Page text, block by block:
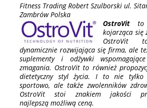
Fitness Trading Robert Szulborski ul.
Zambrów Polska
OstroVit to
kojarząca się
OstroVit
dynamicznie rozwijająca się firma, ale
suplementy i odżywki
zmagania. OstroVit to również
dietetyczny styl życia. I to nie tylko
sportowo, ale także zwolenników
OstroVit stoi znakiem jakości
najlepszą możliwą ceną.